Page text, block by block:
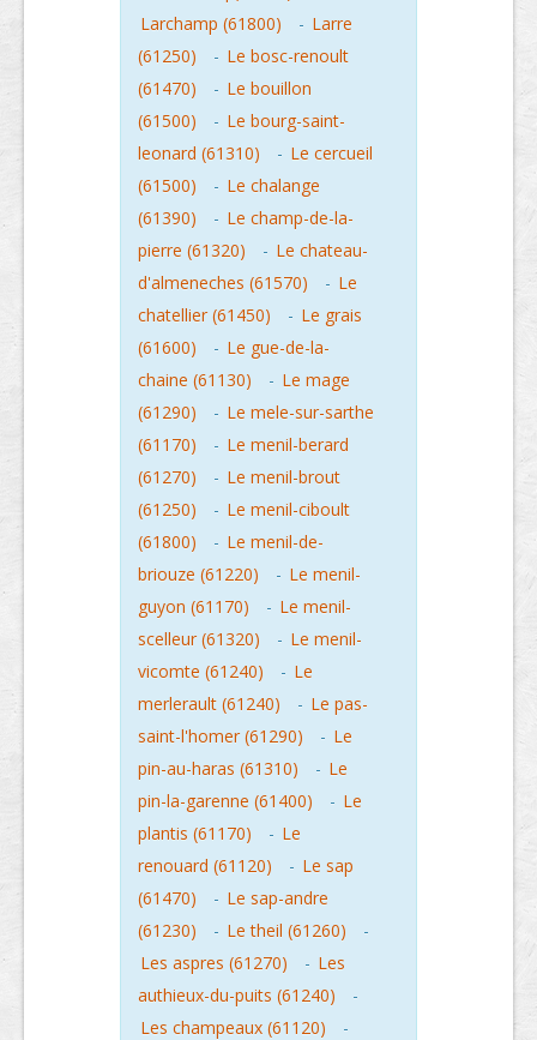
Larchamp (61800)
- Larre
(61250)
- Le bosc-renoult
(61470)
- Le bouillon
(61500)
- Le bourg-saint-
leonard (61310)
- Le cercueil
(61500)
- Le chalange
(61390)
- Le champ-de-la-
pierre (61320)
- Le chateau-
d'almeneches (61570)
- Le
chatellier (61450)
- Le grais
(61600)
- Le gue-de-la-
chaine (61130)
- Le mage
(61290)
- Le mele-sur-sarthe
(61170)
- Le menil-berard
(61270)
- Le menil-brout
(61250)
- Le menil-ciboult
(61800)
- Le menil-de-
briouze (61220)
- Le menil-
guyon (61170)
- Le menil-
scelleur (61320)
- Le menil-
vicomte (61240)
- Le
merlerault (61240)
- Le pas-
saint-l'homer (61290)
- Le
pin-au-haras (61310)
- Le
pin-la-garenne (61400)
- Le
plantis (61170)
- Le
renouard (61120)
- Le sap
(61470)
- Le sap-andre
(61230)
- Le theil (61260)
-
Les aspres (61270)
- Les
authieux-du-puits (61240)
-
Les champeaux (61120)
-